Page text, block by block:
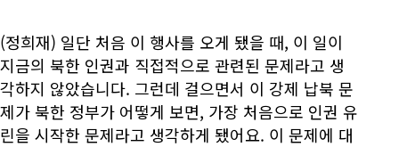
(정희재) 일단 처음 이 행사를 오게 됐을 때, 이 일이
지금의 북한 인권과 직접적으로 관련된 문제라고 생
각하지 않았습니다. 그런데 걸으면서 이 강제 납북 문
제가 북한 정부가 어떻게 보면, 가장 처음으로 인권 유
린을 시작한 문제라고 생각하게 됐어요. 이 문제에 대